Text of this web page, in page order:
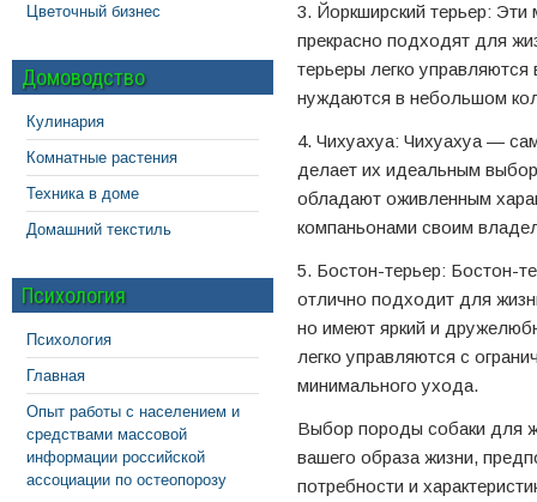
3. Йоркширский терьер: Эти
прекрасно подходят для
терьеры легко
нуждаются в небольшом
4. Чихуахуа: Чихуахуа —
делает их идеальным
обладают оживленным
компаньонами своим
5. Бостон-терьер: Бостон-
отлично подходит для
но имеют яркий и
легко управляются с
минимального ухода.
Выбор породы собаки для
вашего образа жизни,
потребности и
Цветочный бизнес
Домоводство
Кулинария
Комнатные растения
Техника в доме
Домашний текстиль
Психология
Психология
Главная
Опыт работы с населением и
средствами массовой
информации российской
ассоциации по остеопорозу